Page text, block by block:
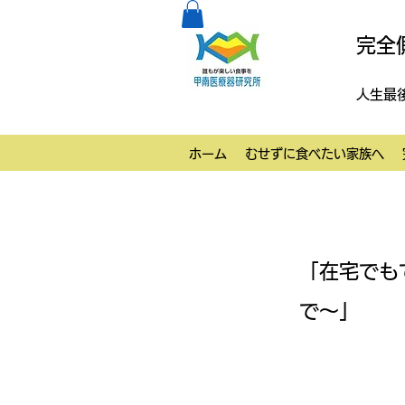
完全
人生最
ホーム むせずに食べたい家族へ
「在宅で
で〜」